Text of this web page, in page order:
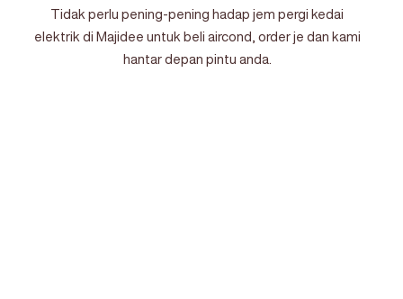
Tidak perlu pening-pening hadap jem pergi kedai
elektrik di Majidee untuk beli aircond, order je dan kami
hantar depan pintu anda.